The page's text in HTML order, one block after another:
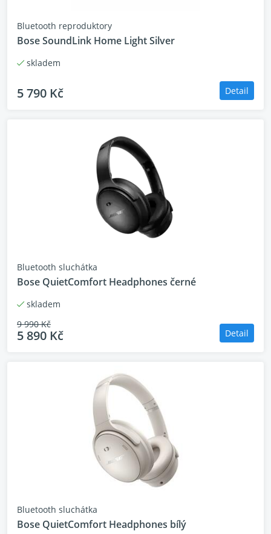
Bluetooth reproduktory
Bose SoundLink Home Light Silver
skladem
5 790 Kč Detail
Bluetooth sluchátka
Bose QuietComfort Headphones černé
skladem
9 990 Kč
5 890 Kč Detail
Bluetooth sluchátka
Bose QuietComfort Headphones bílý